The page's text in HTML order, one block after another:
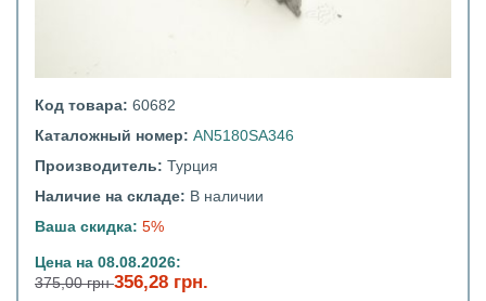
Код товара: 60682
Каталожный номер: AN5180SA346
Производитель: Турция
Наличие на складе: В наличии
Ваша скидка: 5%
Цена на 08.08.2026:
375,00 грн356,28 грн.